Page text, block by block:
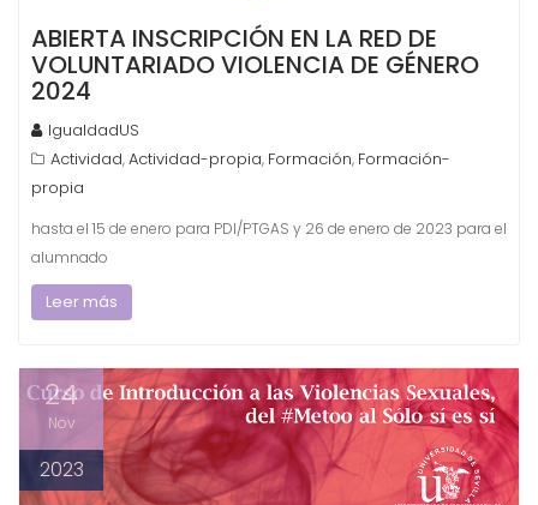
ABIERTA INSCRIPCIÓN EN LA RED DE
VOLUNTARIADO VIOLENCIA DE GÉNERO
2024
IgualdadUS
Actividad,Actividad-propia, Formación, Formación-
propia
hasta el 15 de enero para PDI/PTGAS y 26 de enero de 2023 para el
alumnado
Leer más
24
Nov
2023